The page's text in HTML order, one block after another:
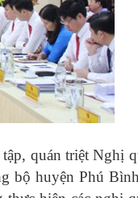
quán triệt Nghị
bộ huyện Phú